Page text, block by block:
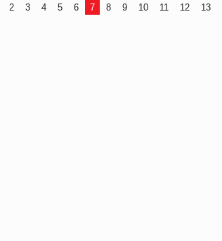
2 3 4 5 6 7 8 9 10 11 12 13